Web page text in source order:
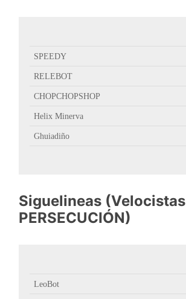
SPEEDY
RELEBOT
CHOPCHOPSHOP
Helix Minerva
Ghuiadiño
Siguelineas (Velocistas
PERSECUCIÓN)
LeoBot